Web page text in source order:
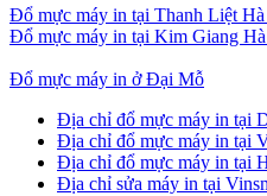
Đổ mực máy in tại Thanh Liệt
Đổ mực máy in tại Kim Giang
Đổ mực máy in ở Đại Mỗ
Địa chỉ đổ mực máy in tại
Địa chỉ đổ mực máy in tại
Địa chỉ đổ mực máy in tại
Địa chỉ sửa máy in tại